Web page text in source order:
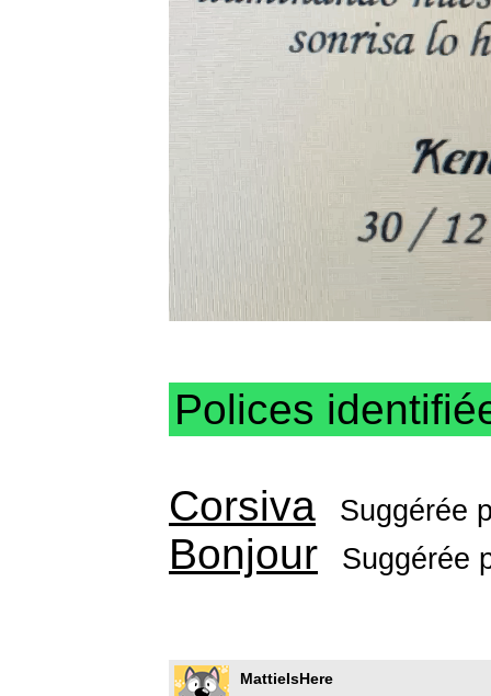
Polices
Corsiva Suggérée
Bonjour Suggérée
MattieIsHere